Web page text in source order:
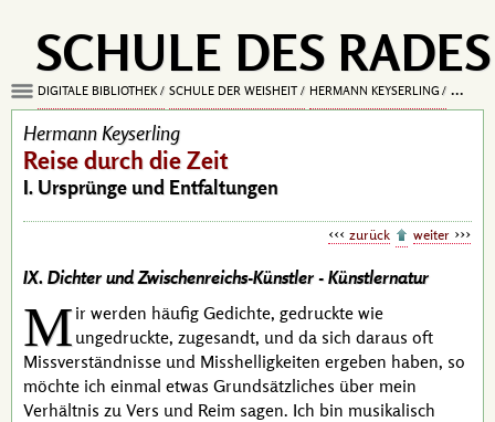
SCHULE DES RADES
DIGITALE BIBLIOTHEK SCHULE DER WEISHEIT HERMANN KEYSERLING REISE
Hermann Keyserling
Reise durch die Zeit
I. Ursprünge und Entfaltungen
zurück weiter
IX. Dichter und Zwischenreichs-Künstler - Künstlernatur
Mir werden häufig Gedichte, gedruckte wie
ungedruckte, zugesandt, und da sich daraus oft
Missverständnisse und Misshelligkeiten ergeben haben, so
möchte ich einmal etwas Grundsätzliches über mein
Verhältnis zu Vers und Reim sagen. Ich bin musikalisch